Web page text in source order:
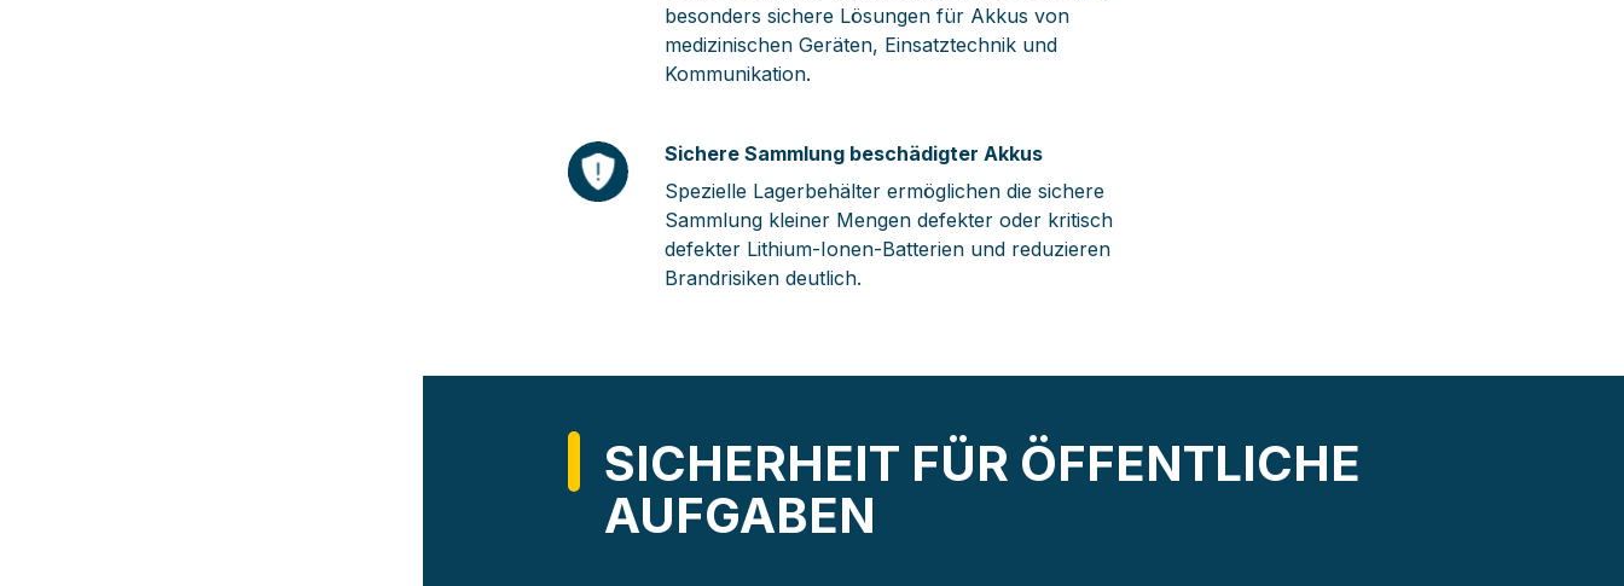
besonders sichere Lösungen für Akkus von
medizinischen Geräten, Einsatztechnik und
Kommunikation.
Sichere Sammlung beschädigter Akkus
Spezielle Lagerbehälter ermöglichen die sichere
Sammlung kleiner Mengen defekter oder kritisch
defekter Lithium-Ionen-Batterien und reduzieren
Brandrisiken deutlich.
SICHERHEIT FÜR ÖFFENTLICHE
AUFGABEN